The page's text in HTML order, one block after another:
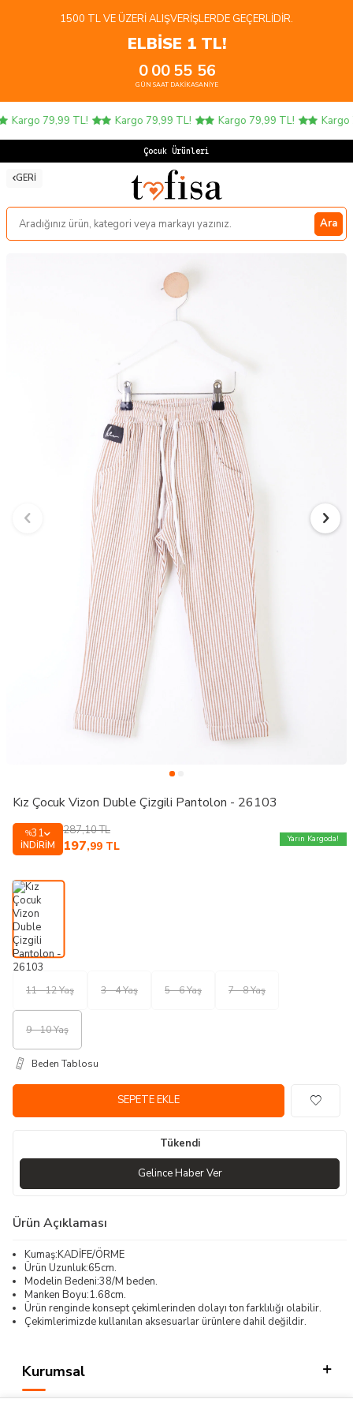
1500 TL VE ÜZERI ALIŞVERIŞLERDE GEÇERLIDIR.
ELBİSE 1 TL!
0
GÜN
00
SAAT
55
DAKIKA
56
SANIYE
Kargo 79,99 TL! Kargo 79,99 TL! Kargo 79,99 TL! Kargo
Çocuk Ürünlerinde
GERI
Ara
Kız Çocuk Vizon Duble Çizgili Pantolon - 26103
%31
İNDIRIM
287,10TL
197,99 TL
Yarın Kargoda!
11 - 12 Yaş 3 - 4 Yaş 5 - 6 Yaş 7 - 8 Yaş
9 - 10 Yaş
Beden Tablosu
SEPETE EKLE
Tükendi
Gelince Haber Ver
Ürün Açıklaması
Kumaş:KADİFE/ÖRME
Ürün Uzunluk:65cm.
Modelin Bedeni:38/M beden.
Manken Boyu:1.68cm.
Ürün renginde konsept çekimlerinden dolayı ton farklılığı olabilir.
Çekimlerimizde kullanılan aksesuarlar ürünlere dahil değildir.
Kurumsal